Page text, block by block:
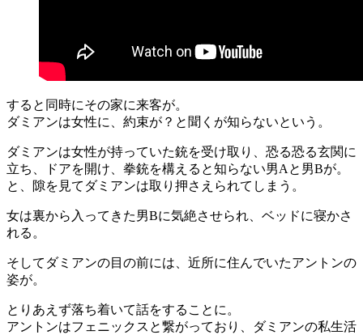
すると同時にその家に来客が。
ダミアンは女性に、約束が？と聞くが知らないという。
ダミアンは女性が持っていた銃を受け取り、恐る恐る玄関に
立ち、ドアを開け、拳銃を構えると知らない男Aと男Bが。
と、隙を見てダミアンは取り押さえられてしまう。
女は裏から入ってきた男Bに気絶させられ、ベッドに寝かさ
れる。
そしてダミアンの目の前には、近所に住んでいたアントンの
姿が。
とりあえず落ち着いて話をすることに。
アントンはフェニックスと繋がっており、ダミアンの私生活